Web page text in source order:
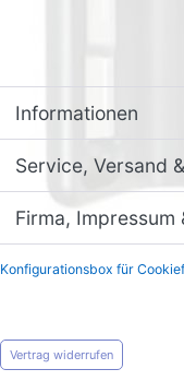
Informationen
Service, Versand
Firma, Impressum
Konfigurationsbox für
Vertrag widerrufen